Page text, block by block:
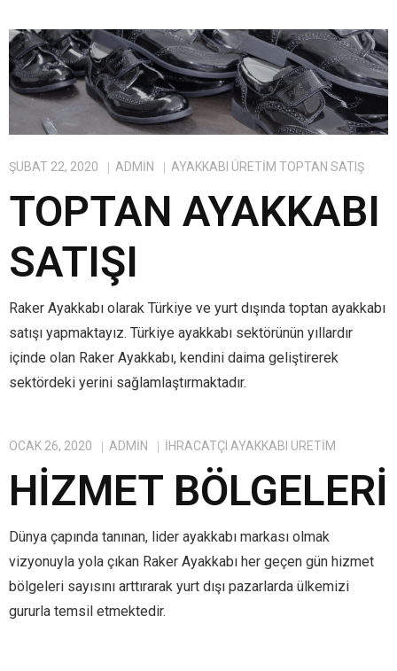
ŞUBAT 22, 2020 ADMIN AYAKKABI ÜRETIM TOPTAN SATIŞ
TOPTAN AYAKKABI
SATIŞI
Raker Ayakkabı olarak Türkiye ve yurt dışında toptan ayakkabı
satışı yapmaktayız. Türkiye ayakkabı sektörünün yıllardır
içinde olan Raker Ayakkabı, kendini daima geliştirerek
sektördeki yerini sağlamlaştırmaktadır.
OCAK 26, 2020 ADMIN IHRACATÇI AYAKKABI ÜRETIM
HIZMET BÖLGELERI
Dünya çapında tanınan, lider ayakkabı markası olmak
vizyonuyla yola çıkan Raker Ayakkabı her geçen gün hizmet
bölgeleri sayısını arttırarak yurt dışı pazarlarda ülkemizi
gururla temsil etmektedir.